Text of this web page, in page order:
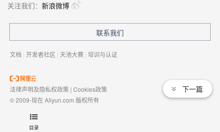
目录
下一篇
关注我们： 新浪微博
联系我们
文档 | 开发者社区 | 天池大赛 | 培训与认证
法律声明及隐私权政策 | Cookies政策
© 2009-现在 Aliyun.com 版权所有
域名注册服务机构许可：